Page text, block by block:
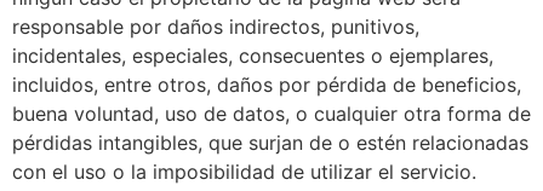
responsable por daños indirectos, punitivos,
incidentales, especiales, consecuentes o ejemplares,
incluidos, entre otros, daños por pérdida de beneficios,
buena voluntad, uso de datos, o cualquier otra forma de
pérdidas intangibles, que surjan de o estén relacionadas
con el uso o la imposibilidad de utilizar el servicio.